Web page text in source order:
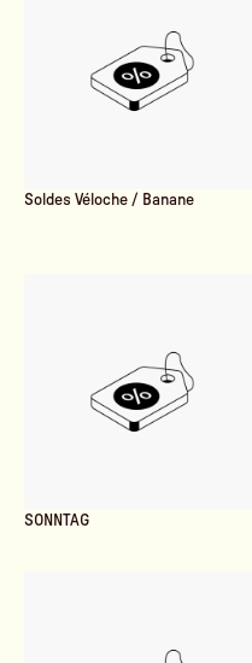
Soldes Véloche / Banane
SONNTAG